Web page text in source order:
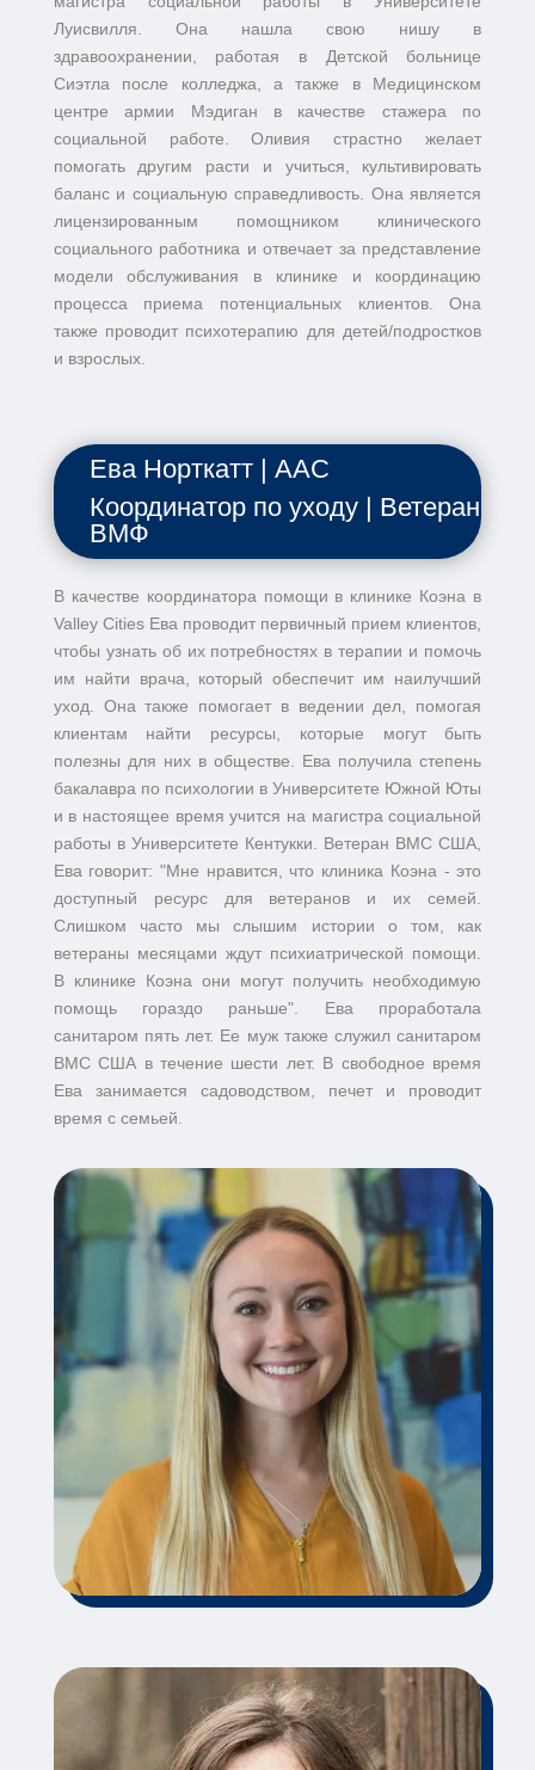
Луисвилля. Она нашла свою нишу в
здравоохранении, работая в Детской больнице
Сиэтла после колледжа, а также в Медицинском
центре армии Мэдиган в качестве стажера по
социальной работе. Оливия страстно желает
помогать другим расти и учиться, культивировать
баланс и социальную справедливость. Она является
лицензированным помощником клинического
социального работника и отвечает за представление
модели обслуживания в клинике и координацию
процесса приема потенциальных клиентов. Она
также проводит психотерапию для детей/подростков
и взрослых.
Ева Норткатт | AAC
Координатор по уходу | Ветеран
ВМФ
В качестве координатора помощи в клинике Коэна в
Valley Cities Ева проводит первичный прием клиентов,
чтобы узнать об их потребностях в терапии и помочь
им найти врача, который обеспечит им наилучший
уход. Она также помогает в ведении дел, помогая
клиентам найти ресурсы, которые могут быть
полезны для них в обществе. Ева получила степень
бакалавра по психологии в Университете Южной Юты
и в настоящее время учится на магистра социальной
работы в Университете Кентукки. Ветеран ВМС США,
Ева говорит: "Мне нравится, что клиника Коэна - это
доступный ресурс для ветеранов и их семей.
Слишком часто мы слышим истории о том, как
ветераны месяцами ждут психиатрической помощи.
В клинике Коэна они могут получить необходимую
помощь гораздо раньше". Ева проработала
санитаром пять лет. Ее муж также служил санитаром
ВМС США в течение шести лет. В свободное время
Ева занимается садоводством, печет и проводит
время с семьей.